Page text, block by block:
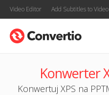
Video Editor Add Subtitles to Video
Konwerter
Konwertuj XPS na